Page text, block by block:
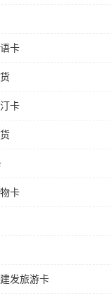
卡
卡
卡
发旅游卡